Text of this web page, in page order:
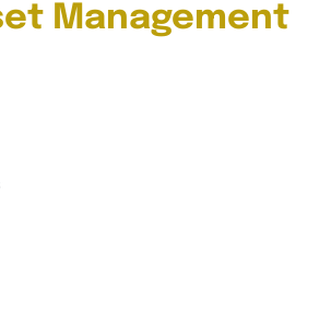
Management